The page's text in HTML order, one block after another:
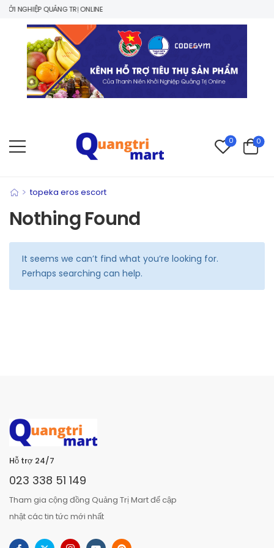
NGHIỆP QUẢNG TRỊ ONLINE
0 0
> topeka eros escort
Nothing Found
It seems we can’t find what you’re looking for.
Perhaps searching can help.
Hỗ trợ 24/7
023 338 51 149
Tham gia cộng đồng Quảng Trị Mart để cập
nhật các tin tức mới nhất